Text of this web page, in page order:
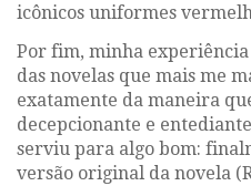
icônicos uniformes
Por fim, minha experiência
das novelas que mais me
exatamente da maneira
decepcionante e
serviu para algo bom:
versão original da novela